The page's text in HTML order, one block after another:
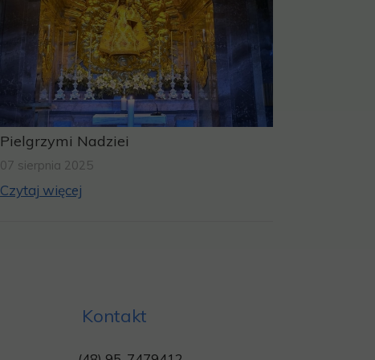
Pielgrzymi Nadziei
07 sierpnia 2025
Czytaj więcej
Kontakt